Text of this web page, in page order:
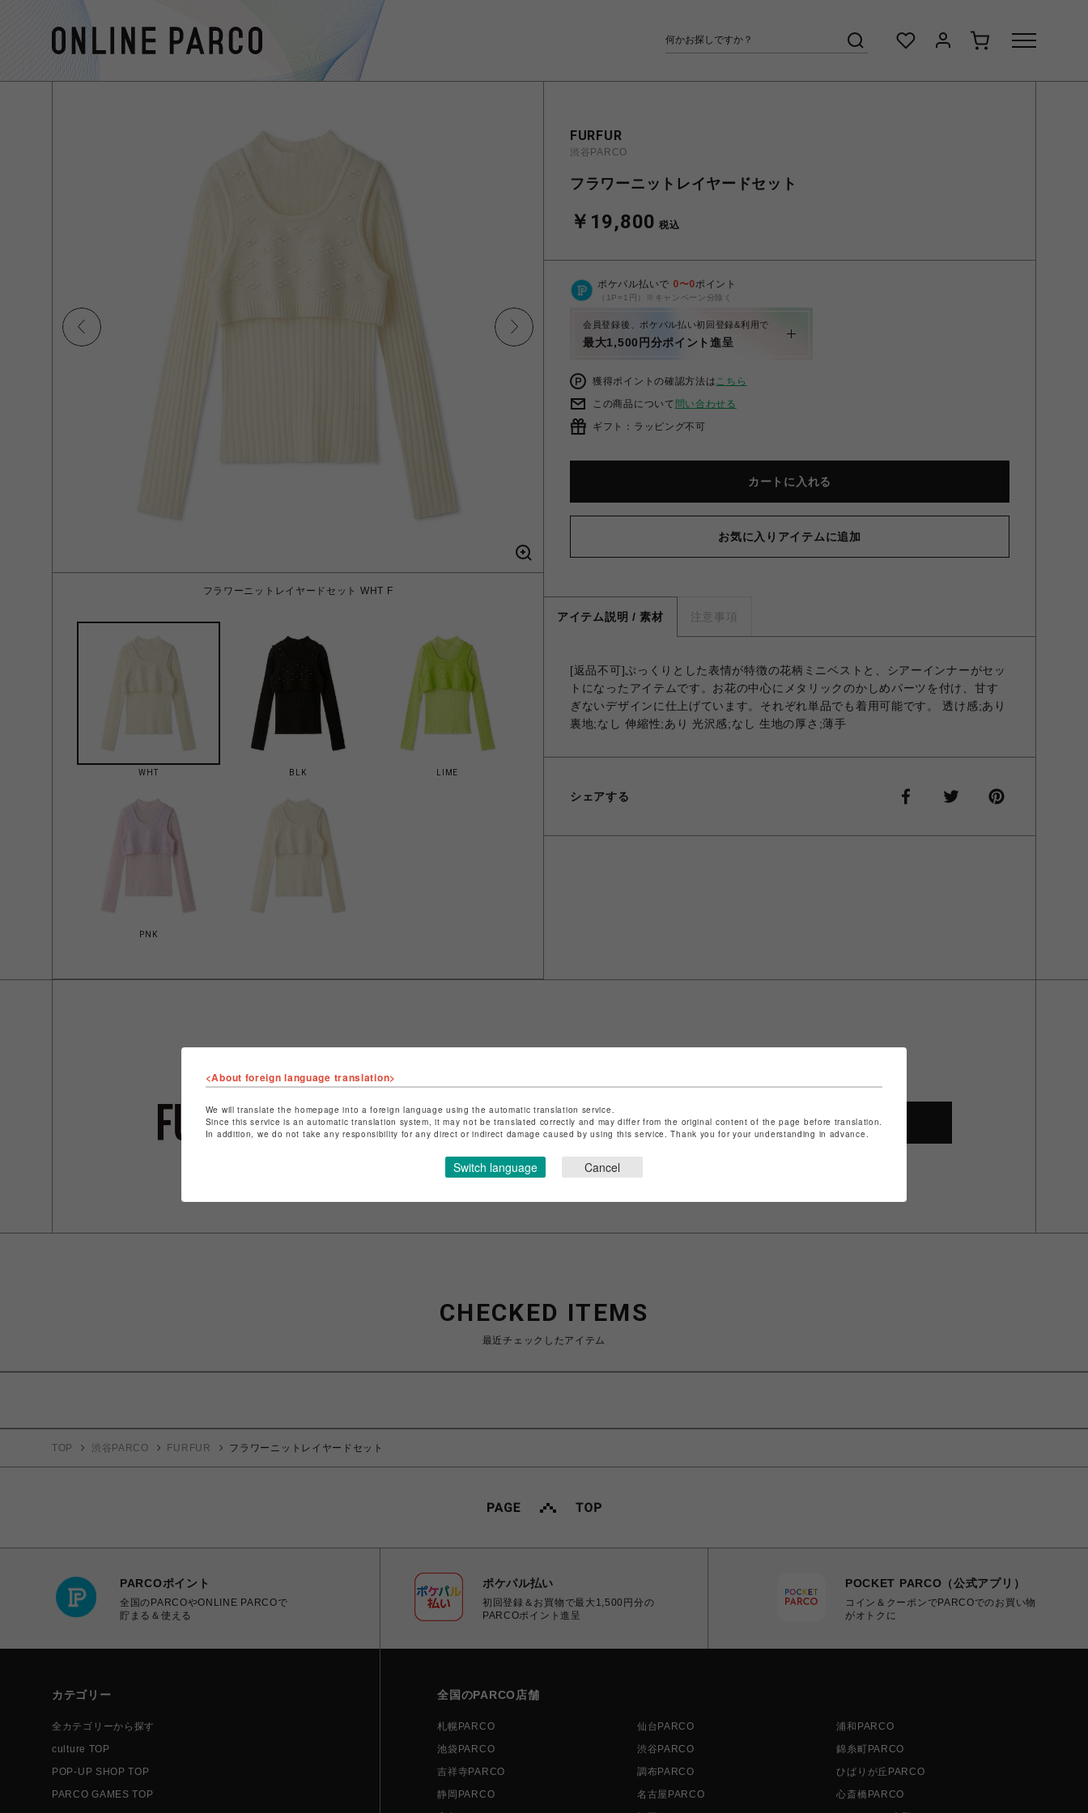
フラワーニットレイヤードセット WHT F
WHT BLK LIME
PNK
FURFUR
渋谷PARCO
フラワーニットレイヤードセット
￥19,800 税込
ポケパル払いで 0〜0ポイント
（1P=1円）※キャンペーン分除く
会員登録後、ポケパル払い初回登録&利用で
最大1,500円分ポイント進呈
獲得ポイントの確認方法はこちら
この商品について 問い合わせる
ギフト：ラッピング不可
カートに入れる
お気に入りアイテムに追加
アイテム説明 / 素材 注意事項
[返品不可]ぷっくりとした表情が特徴の花柄ミニベストと、シアーインナーがセッ
トになったアイテムです。お花の中心にメタリックのかしめパーツを付け、甘す
ぎないデザインに仕上げています。それぞれ単品でも着用可能です。 透け感;あり
裏地;なし 伸縮性;あり 光沢感;なし 生地の厚さ;薄手
シェアする
ショップ名
FURFUR
店舗名
渋谷PARCO
特定商取引法など法令に基づく表記はこちら
ショップお問い合わせはこちら
SHOP TOP
CHECKED ITEMS
最近チェックしたアイテム
TOP 渋谷PARCO FURFUR フラワーニットレイヤードセット
PARCOポイント
全国のPARCOやONLINE PARCOで
貯まる＆使える
ポケパル払い
初回登録＆お買物で最大1,500円分の
PARCOポイント進呈
POCKET PARCO（公式アプリ）
コイン＆クーポンでPARCOでのお買い物
がオトクに
カテゴリー
全カテゴリーから探す
culture TOP
POP-UP SHOP TOP
PARCO GAMES TOP
全国のPARCO店舗
札幌PARCO 仙台PARCO
浦和PARCO
池袋PARCO
渋谷PARCO
錦糸町PARCO
吉祥寺PARCO
調布PARCO
ひばりが丘PARCO
静岡PARCO
名古屋PARCO
心斎橋PARCO
<About foreign language translation>
We will translate the homepage into a foreign language using the automatic translation service.
Since this service is an automatic translation system, it may not be translated correctly and may differ from the original content of the page before translation.
In addition, we do not take any responsibility for any direct or indirect damage caused by using this service. Thank you for your understanding in advance.
Switch language Cancel